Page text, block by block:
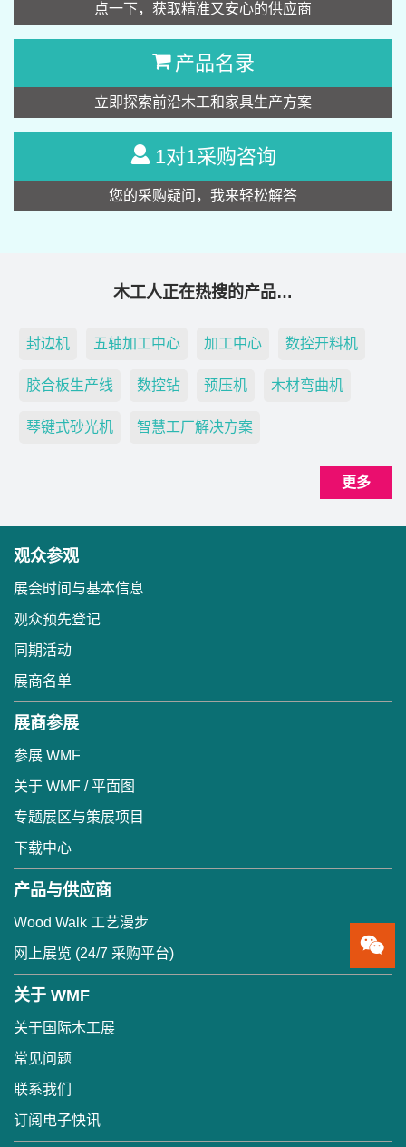
点一下，获取精准又安心的供应商
产品名录
立即探索前沿木工和家具生产方案
1对1采购咨询
您的采购疑问，我来轻松解答
木工人正在热搜的产品…
封边机 五轴加工中心 加工中心 数控开料机
胶合板生产线 数控钻 预压机 木材弯曲机
琴键式砂光机 智慧工厂解决方案
更多
观众参观
展会时间与基本信息
观众预先登记
同期活动
展商名单
展商参展
参展 WMF
关于 WMF / 平面图
专题展区与策展项目
下载中心
产品与供应商
Wood Walk 工艺漫步
网上展览 (24/7 采购平台)
关于 WMF
关于国际木工展
常见问题
联系我们
订阅电子快讯